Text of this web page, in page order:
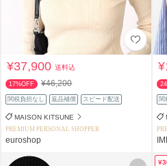
¥37,900送料込
17%OFF ¥46,200
関税負担なし 返品補償 スピード配送
MAISON KITSUNE
PREMIUM PERSONAL SHOPPER
euroshop
関